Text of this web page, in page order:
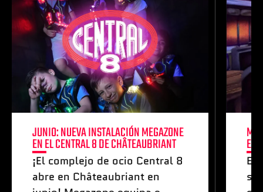
JUNIO: NUEVA INSTALACIÓN MEGAZONE
EN EL CENTRAL 8 DE CHÂTEAUBRIANT
¡El complejo de ocio Central 8
abre en Châteaubriant en